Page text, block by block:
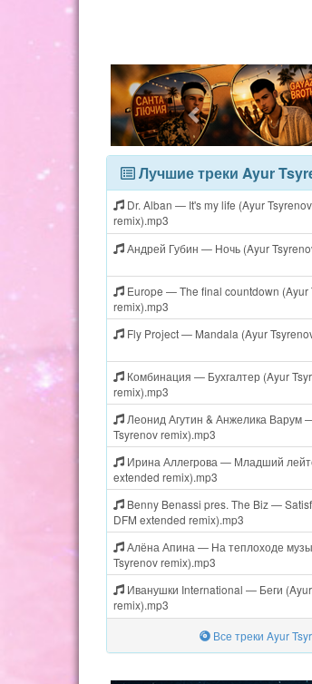
Лучшие треки Ayur
Dr. Alban — It's my life (Ayur
remix).mp3
Андрей Губин — Ночь (Ayur
Europe — The final countdown (Ayur
remix).mp3
Fly Project — Mandala (Ayur
Комбинация — Бухгалтер (Ayur
remix).mp3
Леонид Агутин & Анжелика Варум
Tsyrenov remix).mp3
Ирина Аллегрова — Младший
extended remix).mp3
Benny Benassi pres. The Biz —
DFM extended remix).mp3
Алёна Апина — На теплоходе
Tsyrenov remix).mp3
Иванушки International — Беги
remix).mp3
Все треки Ayur